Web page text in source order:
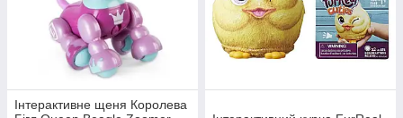
Інтерактивне щеня Королева